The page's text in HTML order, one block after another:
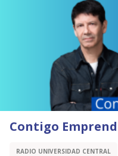
Contigo
RADIO UNIVERSIDAD CENTRAL